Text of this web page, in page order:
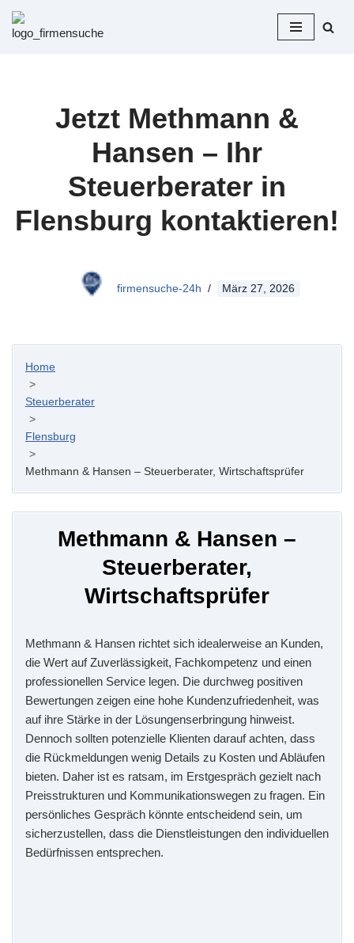
Zum
Jetzt Methmann &
Hansen – Ihr
Steuerberater in
Flensburg kontaktieren!
firmensuche-24h März 27, 2026
Home
>
Steuerberater
>
Flensburg
>
Methmann & Hansen – Steuerberater, Wirtschaftsprüfer
Methmann & Hansen –
Steuerberater,
Wirtschaftsprüfer
Methmann & Hansen richtet sich idealerweise an Kunden,
die Wert auf Zuverlässigkeit, Fachkompetenz und einen
professionellen Service legen. Die durchweg positiven
Bewertungen zeigen eine hohe Kundenzufriedenheit, was
auf ihre Stärke in der Lösungenserbringung hinweist.
Dennoch sollten potenzielle Klienten darauf achten, dass
die Rückmeldungen wenig Details zu Kosten und Abläufen
bieten. Daher ist es ratsam, im Erstgespräch gezielt nach
Preisstrukturen und Kommunikationswegen zu fragen. Ein
persönliches Gespräch könnte entscheidend sein, um
sicherzustellen, dass die Dienstleistungen den individuellen
Bedürfnissen entsprechen.